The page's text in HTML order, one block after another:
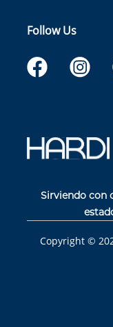
Follow Us
Sirviendo con
Copyright ©